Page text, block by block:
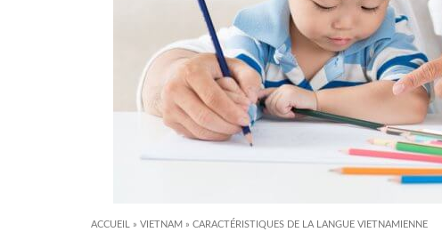
ACCUEIL » VIETNAM » CARACTÉRISTIQUES DE LA LANGUE VIETNAMIENNE